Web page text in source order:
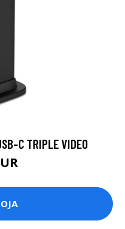
C TRIPLE VIDEO